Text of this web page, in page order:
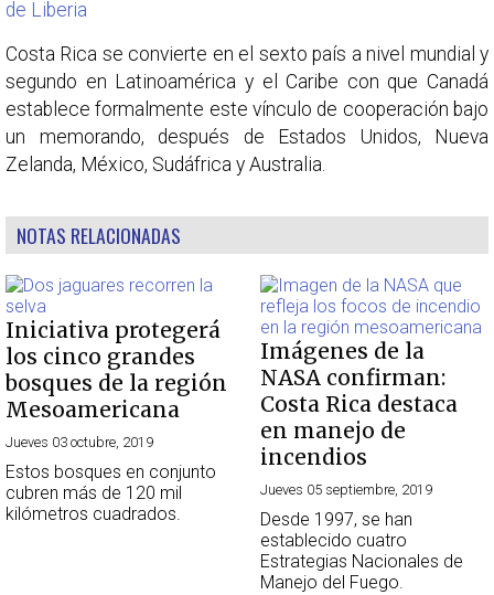
de Liberia
Costa Rica se convierte en el sexto país a nivel mundial y
segundo en Latinoamérica y el Caribe con que Canadá
establece formalmente este vínculo de cooperación bajo
un memorando, después de Estados Unidos, Nueva
Zelanda, México, Sudáfrica y Australia.
NOTAS RELACIONADAS
Iniciativa protegerá
los cinco grandes
bosques de la región
Mesoamericana
Jueves 03 octubre, 2019
Estos bosques en conjunto
cubren más de 120 mil
kilómetros cuadrados.
Imágenes de la
NASA confirman:
Costa Rica destaca
en manejo de
incendios
Jueves 05 septiembre, 2019
Desde 1997, se han
establecido cuatro
Estrategias Nacionales de
Manejo del Fuego.